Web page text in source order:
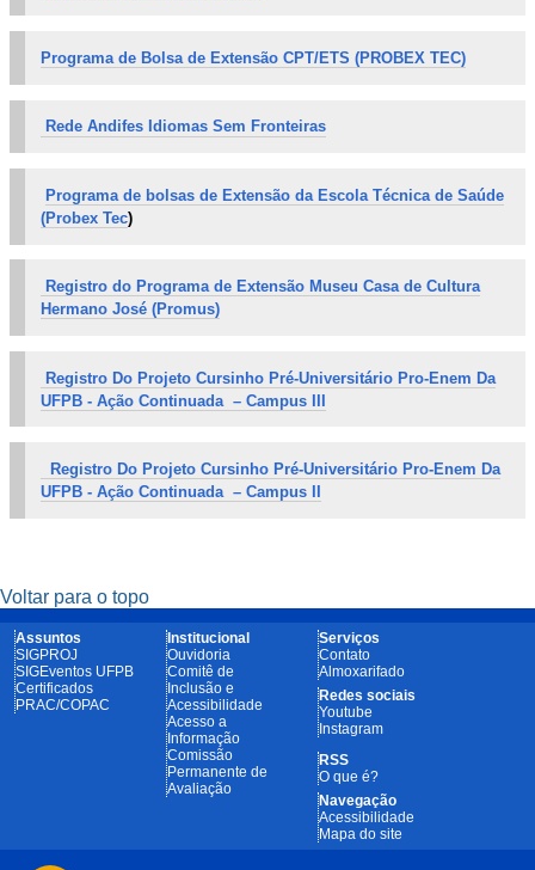
Programa de Bolsa de Extensão CPT/ETS (PROBEX TEC)
Rede Andifes Idiomas Sem Fronteiras
Programa de bolsas de Extensão da Escola Técnica de Saúde
(Probex Tec)
Registro do Programa de Extensão Museu Casa de Cultura
Hermano José (Promus)
Registro Do Projeto Cursinho Pré-Universitário Pro-Enem Da
UFPB - Ação Continuada – Campus III
Registro Do Projeto Cursinho Pré-Universitário Pro-Enem Da
UFPB - Ação Continuada – Campus II
Voltar para o topo
Assuntos
SIGPROJ
SIGEventos UFPB
Certificados
PRAC/COPAC
Institucional
Ouvidoria
Comitê de
Inclusão e
Acessibilidade
Acesso a
Informação
Comissão
Permanente de
Avaliação
Serviços
Contato
Almoxarifado
Redes sociais
Youtube
Instagram
RSS
O que é?
Navegação
Acessibilidade
Mapa do site